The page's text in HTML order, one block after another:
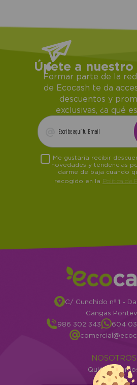
Únete a nuestro
Formar parte de la
de Ecocash te da
descuentos y
exclusivas, ¿a qué
Me gustaría recibir
novedades y tendencias
darme de baja cuando
recogido en la Política de
C/ Cunchido nº 1 -
Cangas
986 302 343
604
NOSOTROS
Quiénes
Info